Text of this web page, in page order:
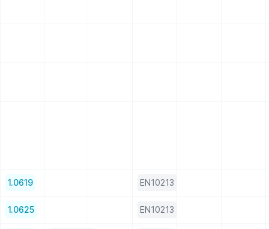
1.0619 EN10213
1.0625 EN10213